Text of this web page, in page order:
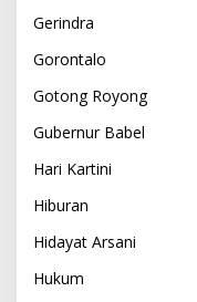
Gerindra
Gorontalo
Gotong Royong
Gubernur Babel
Hari Kartini
Hiburan
Hidayat Arsani
Hukum